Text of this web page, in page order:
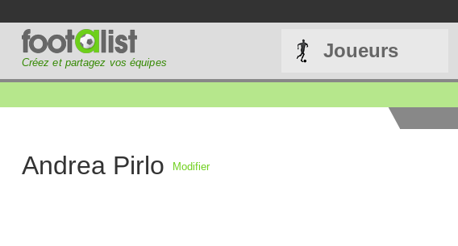
Créez et partagez vos équipes
Joueurs
Andrea Pirlo Modifier